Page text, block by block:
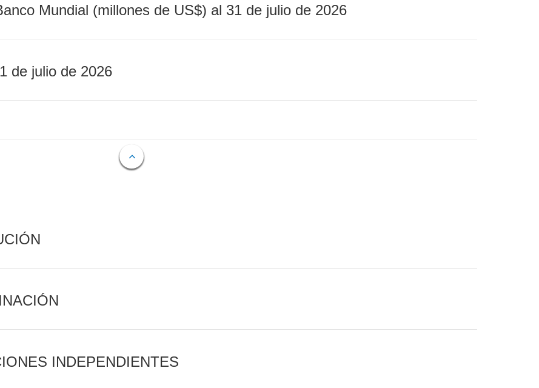
Mundial (millones de US$) al 31 de julio de 2026
de julio de 2026
INDEPENDIENTES